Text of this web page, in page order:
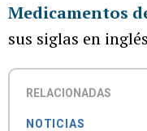
Medicamentos
sus siglas en
RELACIONADAS
NOTICIAS